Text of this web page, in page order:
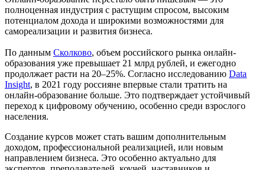
полноценная индустрия с растущим спросом, высоким
потенциалом дохода и широкими возможностями для
самореализации и развития бизнеса.
По данным Сколково, объем российского рынка онлайн-
образования уже превышает 21 млрд рублей, и ежегодно
продолжает расти на 20–25%. Согласно исследованию Data
Insight, в 2021 году россияне впервые стали тратить на
онлайн-образование больше. Это подтверждает устойчивый
переход к цифровому обучению, особенно среди взрослого
населения.
Создание курсов может стать вашим дополнительным
доходом, профессиональной реализацией, или новым
направлением бизнеса. Это особенно актуально для